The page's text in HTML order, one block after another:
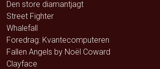
Den store diamantjagt
Street Fighter
Whalefall
Foredrag: Kvantecomputeren
Fallen Angels by Noël Coward
Clayface